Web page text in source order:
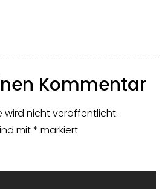
Kommentar
wird nicht veröffentlicht.
mit* markiert